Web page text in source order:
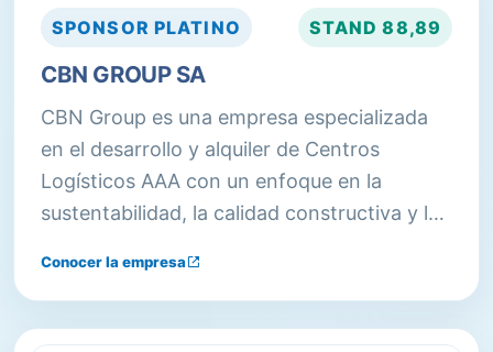
SPONSOR PLATINO STAND88,89
CBN GROUP SA
CBN Group es una empresa especializada
en el desarrollo y alquiler de Centros
Logísticos AAA con un enfoque en la
sustentabilidad, la calidad constructiva y la
estándares en seguridad medioambiental,
Conocer la empresa